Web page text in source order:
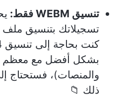
تنسيق WEBM فقط:
بشكل أفضل مع معظم
والمنصات)، فستحتاج
ذلك 📁